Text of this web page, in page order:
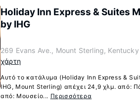
Holiday Inn Express & Suites
by IHG
269 Evans Ave., Mount Sterling,
χάρτη
Αυτό το κατάλυμα (Holiday Inn Express &
IHG, Mount Sterling) απέχει 24,9 χλμ. από:
από: Μουσείο... Περισσότερα